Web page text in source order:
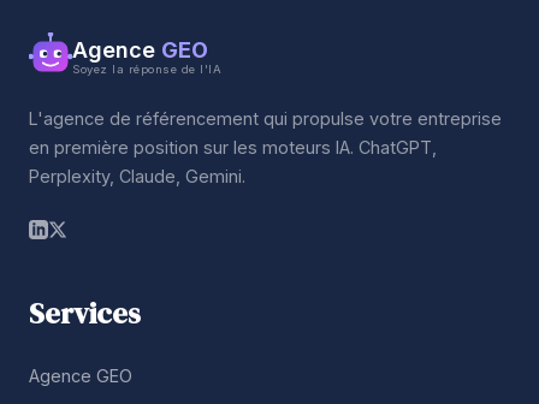
Agence GEO
Soyez la réponse de l'IA
L'agence de référencement qui propulse votre entreprise
en première position sur les moteurs IA. ChatGPT,
Perplexity, Claude, Gemini.
Services
Agence GEO